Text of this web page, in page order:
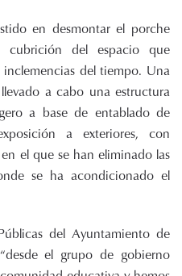
en desmontar el porche
cubrición del espacio que
del tiempo. Una
a cabo una estructura
a base de entablado de
a exteriores, con
el que se han eliminado las
se ha acondicionado el
del Ayuntamiento de
el grupo de gobierno